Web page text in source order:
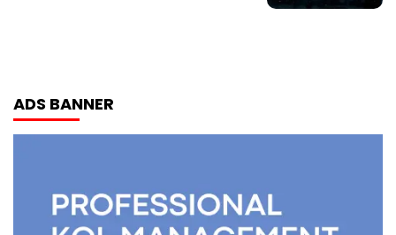
ADS BANNER